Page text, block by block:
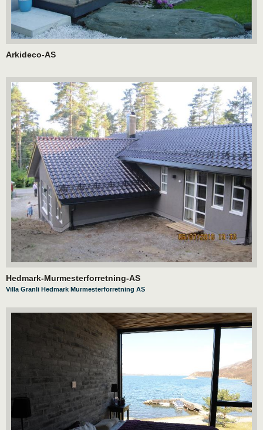
Arkideco-AS
Hedmark-Murmesterforretning-AS
Villa Granli Hedmark Murmesterforretning AS